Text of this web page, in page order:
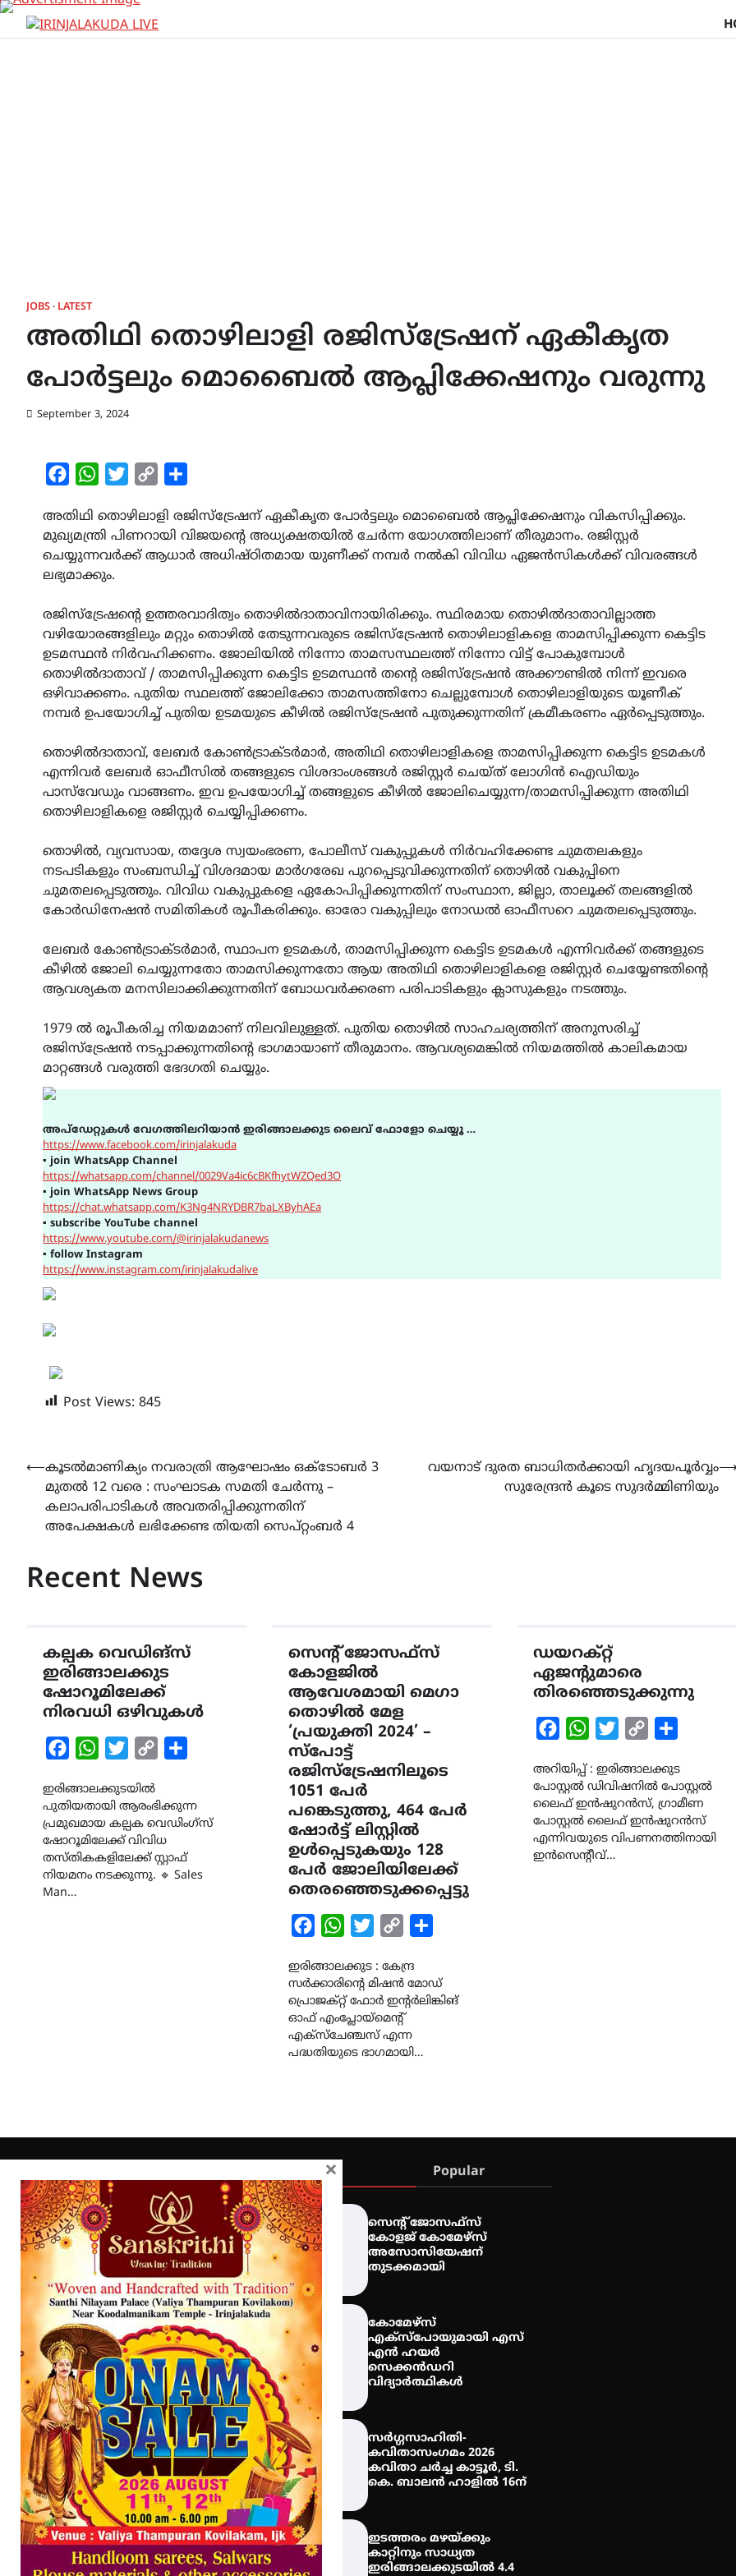
Skip
JOBS LATEST
അതിഥി തൊഴിലാളി രജിസ്‌ട്രേഷന് ഏകീകൃത
പോർട്ടലും മൊബൈൽ ആപ്ലിക്കേഷനും വരുന്നു
September 3, 2024
FacebookWhatsAppTwitterCopy
അതിഥി തൊഴിലാളി രജിസ്‌ട്രേഷന് ഏകീകൃത പോർട്ടലും മൊബൈൽ ആപ്ലിക്കേഷനും വികസിപ്പിക്കും.
മുഖ്യമന്ത്രി പിണറായി വിജയന്റെ അധ്യക്ഷതയിൽ ചേർന്ന യോഗത്തിലാണ് തീരുമാനം. രജിസ്റ്റർ
ചെയ്യുന്നവർക്ക് ആധാർ അധിഷ്ഠിതമായ യുണീക്ക് നമ്പർ നൽകി വിവിധ ഏജൻസികൾക്ക് വിവരങ്ങൾ
ലഭ്യമാക്കും.
രജിസ്‌ട്രേഷന്റെ ഉത്തരവാദിത്വം തൊഴിൽദാതാവിനായിരിക്കും. സ്ഥിരമായ തൊഴിൽദാതാവില്ലാത്ത
വഴിയോരങ്ങളിലും മറ്റും തൊഴിൽ തേടുന്നവരുടെ രജിസ്‌ട്രേഷൻ തൊഴിലാളികളെ താമസിപ്പിക്കുന്ന കെട്ടിട
ഉടമസ്ഥൻ നിർവഹിക്കണം. ജോലിയിൽ നിന്നോ താമസസ്ഥലത്ത് നിന്നോ വിട്ട് പോകുമ്പോൾ
തൊഴിൽദാതാവ് / താമസിപ്പിക്കുന്ന കെട്ടിട ഉടമസ്ഥൻ തന്റെ രജിസ്‌ട്രേഷൻ അക്കൗണ്ടിൽ നിന്ന് ഇവരെ
ഒഴിവാക്കണം. പുതിയ സ്ഥലത്ത് ജോലിക്കോ താമസത്തിനോ ചെല്ലുമ്പോൾ തൊഴിലാളിയുടെ യൂണീക്
നമ്പർ ഉപയോഗിച്ച് പുതിയ ഉടമയുടെ കീഴിൽ രജിസ്‌ട്രേഷൻ പുതുക്കുന്നതിന് ക്രമീകരണം ഏർപ്പെടുത്തും.
തൊഴിൽദാതാവ്, ലേബർ കോൺട്രാക്ടർമാർ, അതിഥി തൊഴിലാളികളെ താമസിപ്പിക്കുന്ന കെട്ടിട ഉടമകൾ
എന്നിവർ ലേബർ ഓഫീസിൽ തങ്ങളുടെ വിശദാംശങ്ങൾ രജിസ്റ്റർ ചെയ്ത് ലോഗിൻ ഐഡിയും
പാസ്‌വേഡും വാങ്ങണം. ഇവ ഉപയോഗിച്ച് തങ്ങളുടെ കീഴിൽ ജോലിചെയ്യുന്ന/താമസിപ്പിക്കുന്ന അതിഥി
തൊഴിലാളികളെ രജിസ്റ്റർ ചെയ്യിപ്പിക്കണം.
തൊഴിൽ, വ്യവസായ, തദ്ദേശ സ്വയംഭരണ, പോലീസ് വകുപ്പുകൾ നിർവഹിക്കേണ്ട ചുമതലകളും
നടപടികളും സംബന്ധിച്ച് വിശദമായ മാർഗരേഖ പുറപ്പെടുവിക്കുന്നതിന് തൊഴിൽ വകുപ്പിനെ
ചുമതലപ്പെടുത്തും. വിവിധ വകുപ്പുകളെ ഏകോപിപ്പിക്കുന്നതിന് സംസ്ഥാന, ജില്ലാ, താലൂക്ക് തലങ്ങളിൽ
കോർഡിനേഷൻ സമിതികൾ രൂപീകരിക്കും. ഓരോ വകുപ്പിലും നോഡൽ ഓഫീസറെ ചുമതലപ്പെടുത്തും.
ലേബർ കോൺട്രാക്ടർമാർ, സ്ഥാപന ഉടമകൾ, താമസിപ്പിക്കുന്ന കെട്ടിട ഉടമകൾ എന്നിവർക്ക് തങ്ങളുടെ
കീഴിൽ ജോലി ചെയ്യുന്നതോ താമസിക്കുന്നതോ ആയ അതിഥി തൊഴിലാളികളെ രജിസ്റ്റർ ചെയ്യേണ്ടതിന്റെ
ആവശ്യകത മനസിലാക്കിക്കുന്നതിന് ബോധവർക്കരണ പരിപാടികളും ക്ലാസുകളും നടത്തും.
1979 ൽ രൂപീകരിച്ച നിയമമാണ് നിലവിലുള്ളത്. പുതിയ തൊഴിൽ സാഹചര്യത്തിന് അനുസരിച്ച്
രജിസ്‌ട്രേഷൻ നടപ്പാക്കുന്നതിന്റെ ഭാഗമായാണ് തീരുമാനം. ആവശ്യമെങ്കിൽ നിയമത്തിൽ കാലികമായ
മാറ്റങ്ങൾ വരുത്തി ഭേദഗതി ചെയ്യും.
അപ്ഡേറ്റുകൾ വേഗത്തിലറിയാൻ ഇരിങ്ങാലക്കുട ലൈവ് ഫോളോ ചെയ്യൂ …
https://www.facebook.com/irinjalakuda
▪ join WhatsApp Channel
https://whatsapp.com/channel/0029Va4ic6cBKfhytWZQed3O
▪ join WhatsApp News Group
https://chat.whatsapp.com/K3Ng4NRYDBR7baLXByhAEa
▪ subscribe YouTube channel
https://www.youtube.com/@irinjalakudanews
▪ follow Instagram
https://www.instagram.com/irinjalakudalive
Post Views: 845
Post
navigation
⟵കൂടൽമാണിക്യം നവരാത്രി ആഘോഷം ഒക്ടോബർ 3
മുതൽ 12 വരെ : സംഘാടക സമതി ചേർന്നു –
കലാപരിപാടികൾ അവതരിപ്പിക്കുന്നതിന്
അപേക്ഷകൾ ലഭിക്കേണ്ട തിയതി സെപ്റ്റംബർ 4
വയനാട് ദുരത ബാധിതർക്കായി ഹൃദയപൂർവ്വം
സുരേന്ദ്രൻ കൂടെ സുദർമ്മിണിയും
Recent News
കല്പക വെഡിങ്സ്
ഇരിങ്ങാലക്കുട
ഷോറൂമിലേക്ക്
നിരവധി ഒഴിവുകൾ
FacebookWhatsAppTwitterCopy
ഇരിങ്ങാലക്കുടയിൽ
പുതിയതായി ആരംഭിക്കുന്ന
പ്രമുഖമായ കല്പക വെഡിംഗ്സ്
ഷോറൂമിലേക്ക് വിവിധ
തസ്തികകളിലേക്ക് സ്റ്റാഫ്
നിയമനം നടക്കുന്നു. 🔹 Sales
Man…
സെൻ്റ് ജോസഫ്സ്
കോളജിൽ
ആവേശമായി മെഗാ
തൊഴിൽ മേള
‘പ്രയുക്തി 2024’ –
സ്പോട്ട്
രജിസ്ട്രേഷനിലൂടെ
1051 പേർ
പങ്കെടുത്തു, 464 പേർ
ഷോർട്ട് ലിസ്റ്റിൽ
ഉൾപ്പെടുകയും 128
പേർ ജോലിയിലേക്ക്
തെരഞ്ഞെടുക്കപ്പെട്ടു
FacebookWhatsAppTwitterCopy
ഇരിങ്ങാലക്കുട : കേന്ദ്ര
സർക്കാരിൻ്റെ മിഷൻ മോഡ്
പ്രൊജക്റ്റ് ഫോർ ഇൻ്റർലിങ്കിങ്
ഓഫ് എംപ്ലോയ്മെന്റ്
എക്സ്‌ചേഞ്ചസ് എന്ന
പദ്ധതിയുടെ ഭാഗമായി…
ഡയറക്റ്റ്
ഏജന്റുമാരെ
തിരഞ്ഞെടുക്കുന്നു
FacebookWhatsAppTwitterCopy
അറിയിപ്പ് : ഇരിങ്ങാലക്കുട
പോസ്റ്റൽ ഡിവിഷനിൽ പോസ്റ്റൽ
ലൈഫ് ഇൻഷുറൻസ്, ഗ്രാമീണ
പോസ്റ്റൽ ലൈഫ് ഇൻഷുറൻസ്
എന്നിവയുടെ വിപണനത്തിനായി
ഇൻസെന്റീവ്…
LATEST NOTICE
ശക്തമായ മഴ തുടരുന്നു –
തൃശൂർ ജില്ലയിൽ എല്ലാ
വിദ്യാഭ്യാസ
ശനിയാഴ്ച അവധി
August 7, 2026
Home
Latest
Exclusive
Sanchari
Contact
Crime
Latest Popular
സെന്റ് ജോസഫ്സ്
കോളജ് കോമേഴ്‌സ്
അസോസിയേഷന്
തുടക്കമായി
കോമേഴ്സ്
എക്സ്പോയുമായി എസ്
എൻ ഹയർ
സെക്കൻഡറി
വിദ്യാർത്ഥികൾ
സർഗ്ഗസാഹിതി-
കവിതാസംഗമം 2026
കവിതാ ചർച്ച കാട്ടൂർ, ടി.
കെ. ബാലൻ ഹാളിൽ 16ന്
ഇടത്തരം മഴയ്ക്കും
കാറ്റിനും സാധ്യത
ഇരിങ്ങാലക്കുടയിൽ 4.4
×